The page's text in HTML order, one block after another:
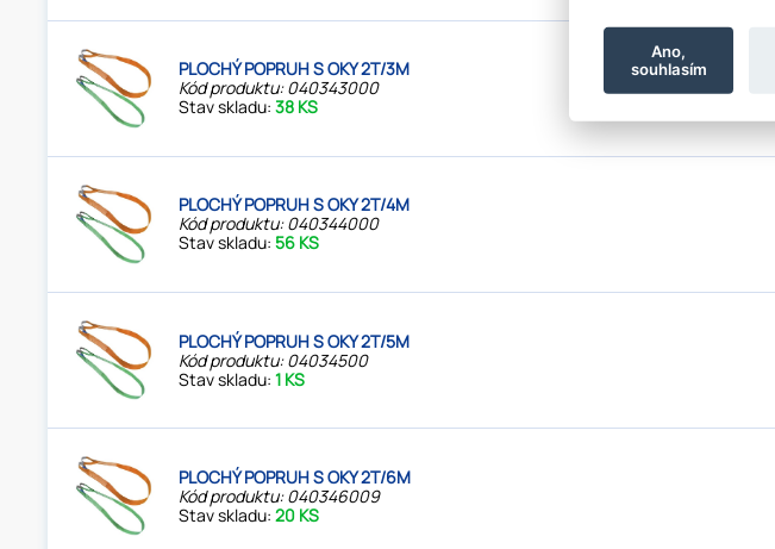
PLOCHÝ POPRUH S OKY 2T/3M
Kód produktu: 040343000
Stav skladu:38 KS
PLOCHÝ POPRUH S OKY 2T/4M
Kód produktu: 040344000
Stav skladu:56 KS
PLOCHÝ POPRUH S OKY 2T/5M
Kód produktu: 04034500
Stav skladu:1 KS
PLOCHÝ POPRUH S OKY 2T/6M
Kód produktu: 040346009
Stav skladu:20 KS
Ano,
souhlasím